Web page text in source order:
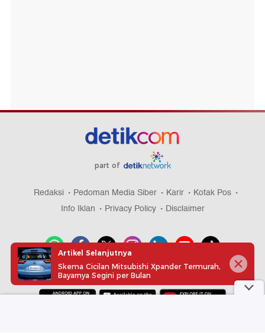
part of
Redaksi Pedoman Media Siber Karir
Kotak Pos
Info Iklan
Privacy Policy Disclaimer
Download aplikasi detikcom
Artikel Selanjutnya
Skema Cicilan Mitsubishi Xpander Termurah,
Bayarnya Segini per Bulan